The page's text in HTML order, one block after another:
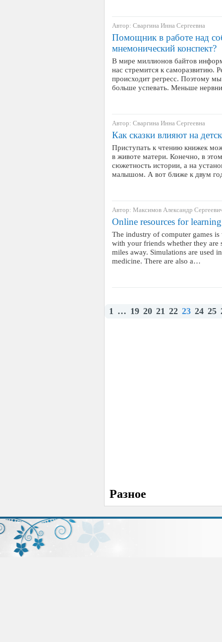
Автор: Сваргина Инна Сергеевна
Помощник в работе над
мнемонический конспект?
В мире миллионов байтов
нас стремится к саморазвитию.
происходит регресс. Поэтому
больше успевать. Меньше
Автор: Сваргина Инна Сергеевна
Как сказки влияют на
Приступать к чтению книжек
в животе матери. Конечно, в
сюжетность истории, а на
малышом. А вот ближе к двум
Автор: Максимов Александр
Online resources for
The industry of computer games
with your friends whether they are
miles away. Simulations are used
medicine. There are also a…
1 … 19 20 21 22 23 24 25
Разное